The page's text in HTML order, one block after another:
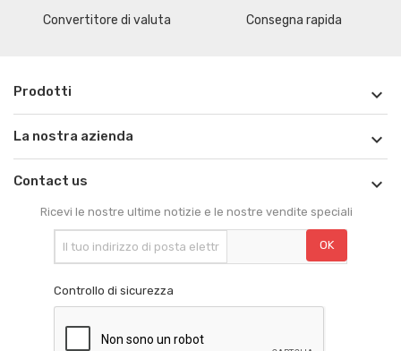
Convertitore di valuta Consegna rapida
Prodotti 
La nostra azienda 
Contact us 
Ricevi le nostre ultime notizie e le nostre vendite speciali
Controllo di sicurezza